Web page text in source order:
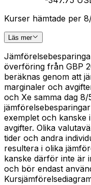
Kurser hämtade per
Läs mer
överföring från GBP
beräknas genom att
marginaler och
och Xe samma dag
exemplet och kanske
avgifter. Olika
tider och andra
resultera i olika
kanske därför inte är
och bör endast